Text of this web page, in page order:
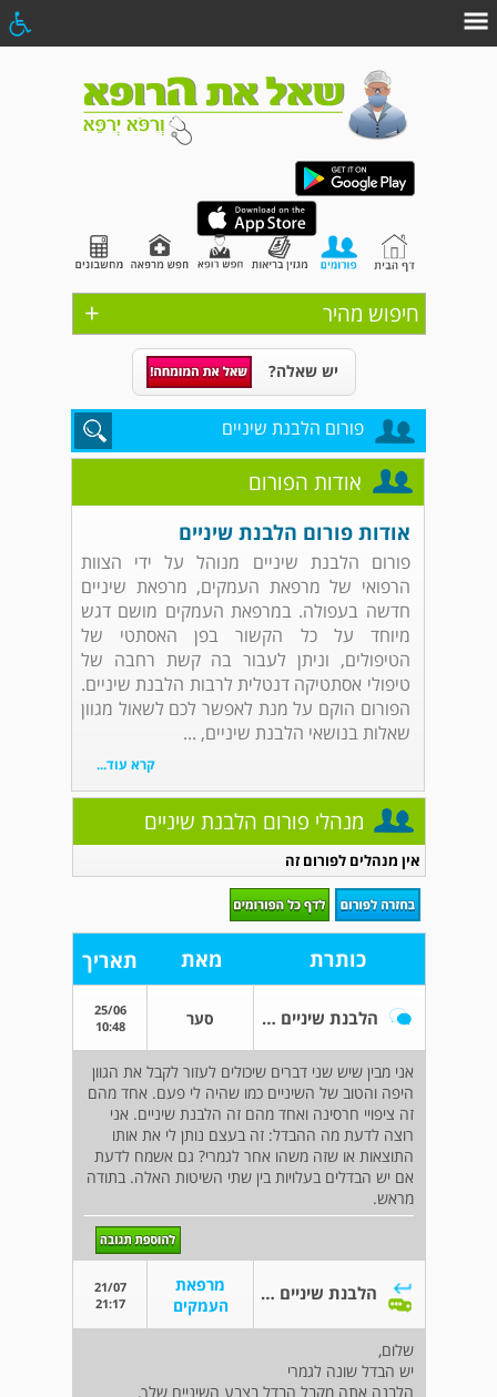
+ חיפוש מהיר
יש שאלה?
פורום הלבנת שיניים
אודות הפורום
אודות פורום הלבנת שיניים
פורום הלבנת שיניים מנוהל על ידי הצוות
הרפואי של מרפאת העמקים, מרפאת שיניים
חדשה בעפולה. במרפאת העמקים מושם דגש
מיוחד על כל הקשור בפן האסתטי של
הטיפולים, וניתן לעבור בה קשת רחבה של
טיפולי אסתטיקה דנטלית לרבות הלבנת שיניים.
הפורום הוקם על מנת לאפשר לכם לשאול מגוון
שאלות בנושאי הלבנת שיניים, ...
קרא עוד...
מנהלי פורום הלבנת שיניים
אין מנהלים לפורום זה
כותרת מאת תאריך
הלבנת שיניים וציפוי חרסינה סער
25/06
10:48
אני מבין שיש שני דברים שיכולים לעזור לקבל את הגוון
היפה והטוב של השיניים כמו שהיה לי פעם. אחד מהם
זה ציפויי חרסינה ואחד מהם זה הלבנת שיניים. אני
רוצה לדעת מה ההבדל: זה בעצם נותן לי את אותו
התוצאות או שזה משהו אחר לגמרי? גם אשמח לדעת
אם יש הבדלים בעלויות בין שתי השיטות האלה. בתודה
מראש.
הלבנת שיניים וציפוי חרסינה
מרפאת
העמקים
21/07
21:17
שלום,
יש הבדל שונה לגמרי
הלבנה אתה מקבל הבדל בצבע השיניים שלך,